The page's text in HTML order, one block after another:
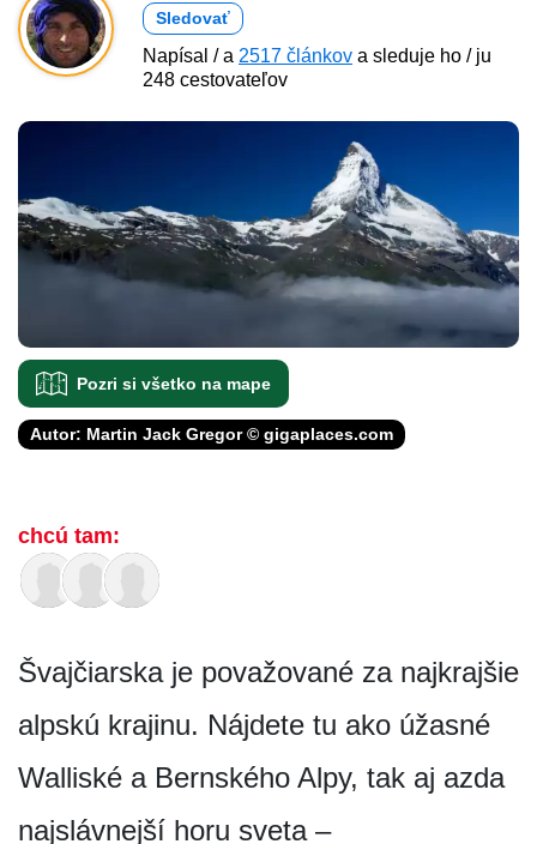
Sledovať
Napísal / a 2517 článkov a sleduje ho / ju
248 cestovateľov
Pozri si všetko na mape
Autor: Martin Jack Gregor © gigaplaces.com
chcú tam:
Švajčiarska je považované za najkrajšie
alpskú krajinu. Nájdete tu ako úžasné
Walliské a Bernského Alpy, tak aj azda
najslávnejší horu sveta –